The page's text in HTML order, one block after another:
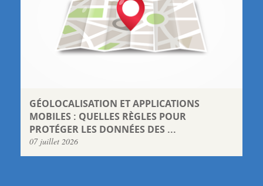
GÉOLOCALISATION ET APPLICATIONS
MOBILES : QUELLES RÈGLES POUR
PROTÉGER LES DONNÉES DES ...
07 juillet 2026